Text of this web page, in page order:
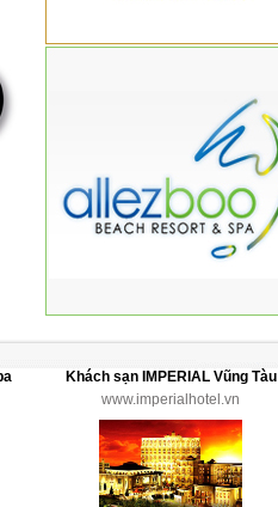
Khách sạn IMPERIAL Vũng Tàu
www.imperialhotel.vn